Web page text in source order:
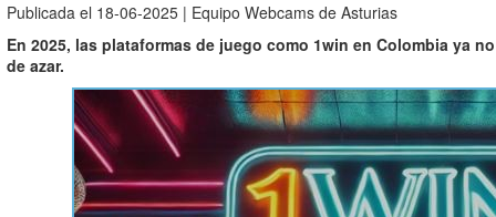
Publicada el 18-06-2025 | Equipo Webcams de Asturias
En 2025, las plataformas de juego como 1win en Colombia ya
de azar.